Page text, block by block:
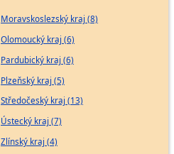
Moravskoslezský kraj (8)
Olomoucký kraj (6)
Pardubický kraj (6)
Plzeňský kraj (5)
Středočeský kraj (13)
Ústecký kraj (7)
Zlínský kraj (4)